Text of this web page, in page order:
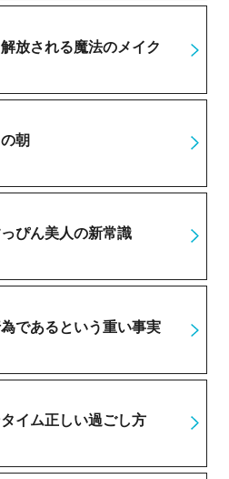
放される魔法のメイク
朝
ぴん美人の新常識
であるという重い事実
イム正しい過ごし方